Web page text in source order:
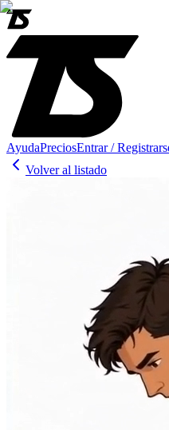
AyudaPreciosEntrar /
Volver al listado